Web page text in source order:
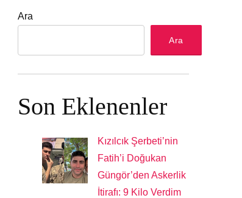
Ara
Ara
Son Eklenenler
Kızılcık Şerbeti’nin
Fatih’i Doğukan
Güngör’den Askerlik
İtirafı: 9 Kilo Verdim